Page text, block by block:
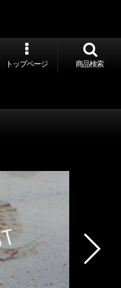
トップページ 商品検索